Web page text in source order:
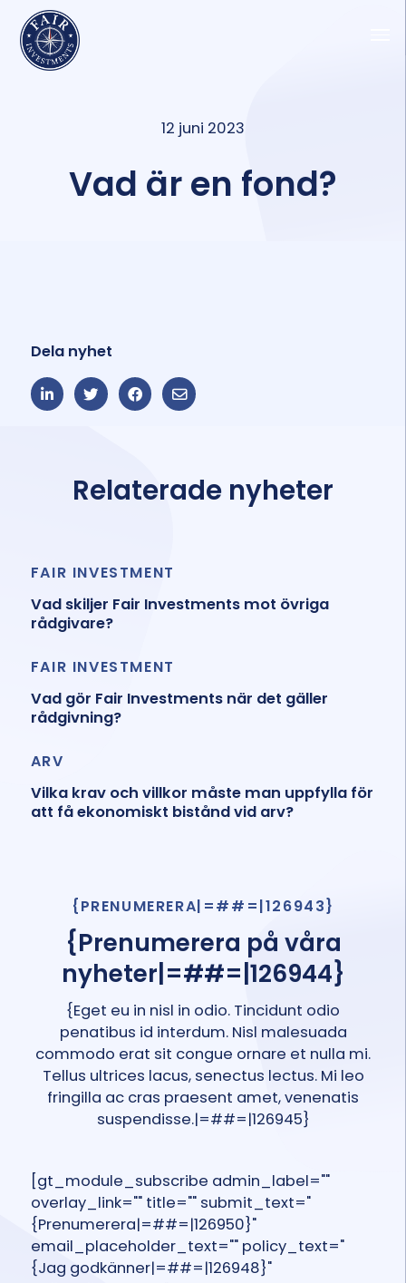
12 juni 2023
Vad är en fond?
Dela nyhet
Relaterade nyheter
FAIR INVESTMENT
Vad skiljer Fair Investments mot övriga
rådgivare?
FAIR INVESTMENT
Vad gör Fair Investments när det gäller
rådgivning?
ARV
Vilka krav och villkor måste man uppfylla för
att få ekonomiskt bistånd vid arv?
{PRENUMERERA|=##=|126943}
{Prenumerera på våra
nyheter|=##=|126944}
{Eget eu in nisl in odio. Tincidunt odio
penatibus id interdum. Nisl malesuada
commodo erat sit congue ornare et nulla mi.
Tellus ultrices lacus, senectus lectus. Mi leo
fringilla ac cras praesent amet, venenatis
suspendisse.|=##=|126945}
[gt_module_subscribe admin_label=""
overlay_link="" title="" submit_text="
{Prenumerera|=##=|126950}"
email_placeholder_text="" policy_text="
{Jag godkänner|=##=|126948}"